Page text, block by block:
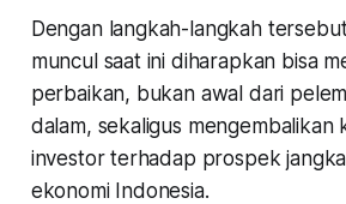
Dengan langkah-langkah
muncul saat ini diharapkan bisa
perbaikan, bukan awal dari
dalam, sekaligus mengembalikan
investor terhadap prospek
ekonomi Indonesia.